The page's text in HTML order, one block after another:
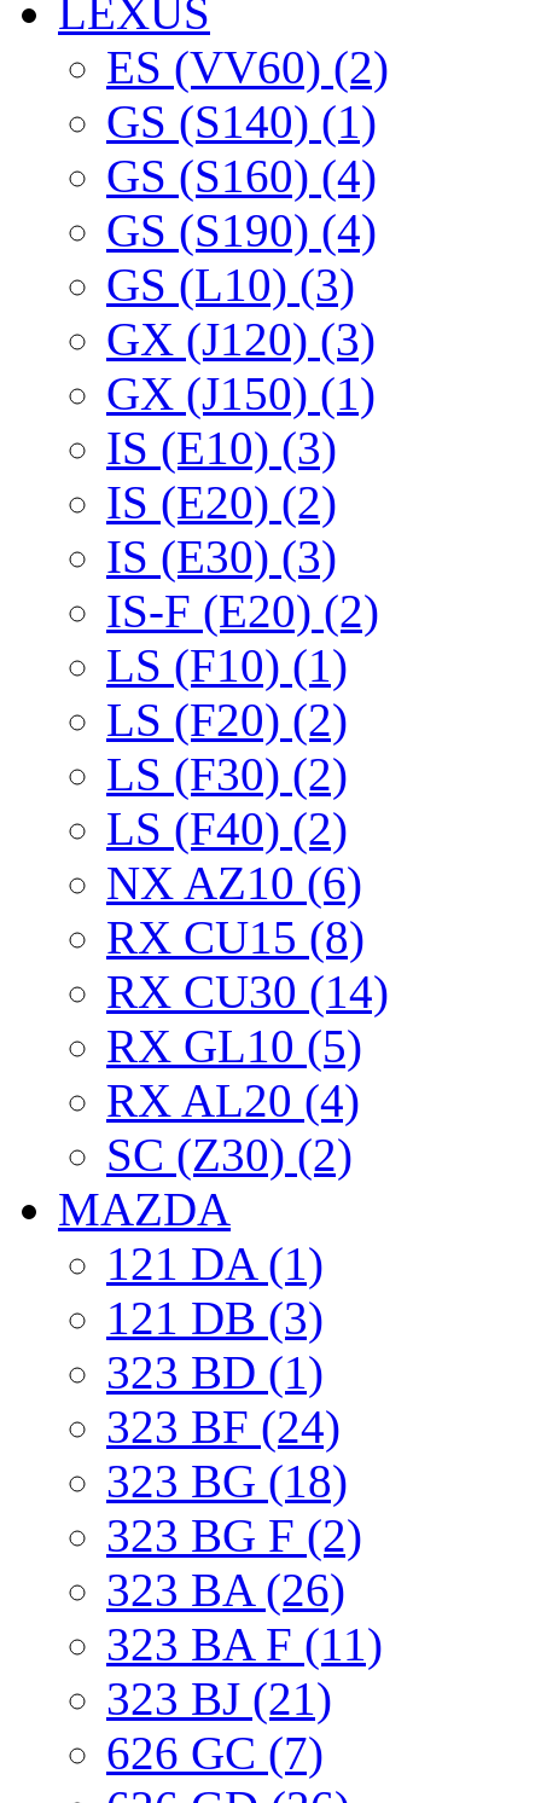
LEXUS
ES (VV60) (2)
GS (S140) (1)
GS (S160) (4)
GS (S190) (4)
GS (L10) (3)
GX (J120) (3)
GX (J150) (1)
IS (E10) (3)
IS (E20) (2)
IS (E30) (3)
IS-F (E20) (2)
LS (F10) (1)
LS (F20) (2)
LS (F30) (2)
LS (F40) (2)
NX AZ10 (6)
RX CU15 (8)
RX CU30 (14)
RX GL10 (5)
RX AL20 (4)
SC (Z30) (2)
MAZDA
121 DA (1)
121 DB (3)
323 BD (1)
323 BF (24)
323 BG (18)
323 BG F (2)
323 BA (26)
323 BA F (11)
323 BJ (21)
626 GC (7)